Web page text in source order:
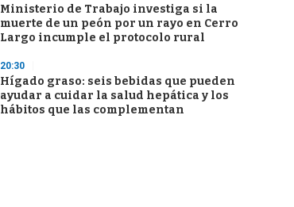
Ministerio de Trabajo investiga si la
muerte de un peón por un rayo en Cerro
Largo incumple el protocolo rural
20:30
Hígado graso: seis bebidas que pueden
ayudar a cuidar la salud hepática y los
hábitos que las complementan